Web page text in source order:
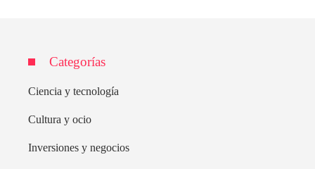
Categorías
Ciencia y tecnología
Cultura y ocio
Inversiones y negocios